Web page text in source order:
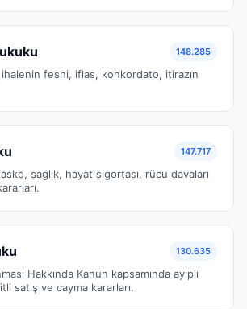
148.285
feshi, iflas, konkordato, itirazın
147.717
sağlık, hayat sigortası, rücu davaları
130.635
Hakkında Kanun kapsamında ayıplı
satış ve cayma kararları.